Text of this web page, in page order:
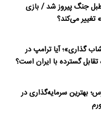
جنگ پیروز شد / بازی
می‌کند؟
گذاری»؛ آیا ترامپ در
تقابل گسترده با ایران است؟
بهترین سرمایه‌گذاری در